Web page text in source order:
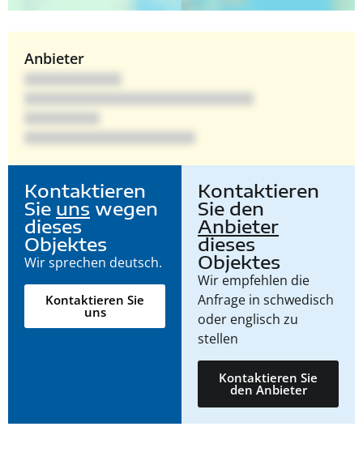
Anbieter
Kontaktieren
Sie uns wegen
dieses
Objektes
Wir sprechen deutsch.
Kontaktieren Sie
uns
Kontaktieren
Sie den
Anbieter
dieses
Objektes
Wir empfehlen die
Anfrage in schwedisch
oder englisch zu
stellen
Kontaktieren Sie
den Anbieter